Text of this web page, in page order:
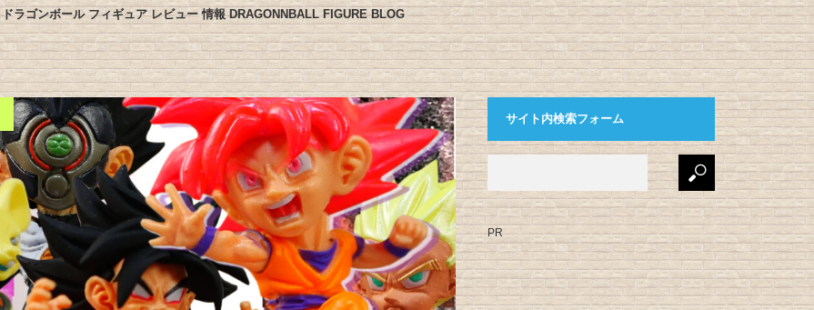
ドラゴンボール フィギュア レビュー 情報 DRAGONNBALL FIGURE BLOG
サイト内検索フォーム
PR